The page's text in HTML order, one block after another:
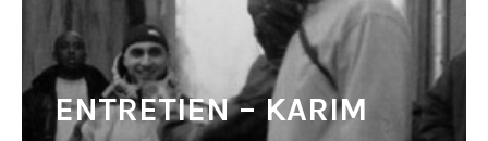
ENTRETIEN – KARIM